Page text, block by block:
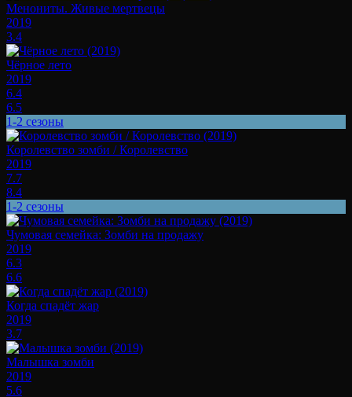
Менониты. Живые мертвецы
2019
3.4
Чёрное лето
2019
6.4
6.5
1-2 сезоны
Королевство зомби / Королевство
2019
7.7
8.4
1-2 сезоны
Чумовая семейка: Зомби на продажу
2019
6.3
6.6
Когда спадёт жар
2019
3.7
Малышка зомби
2019
5.6